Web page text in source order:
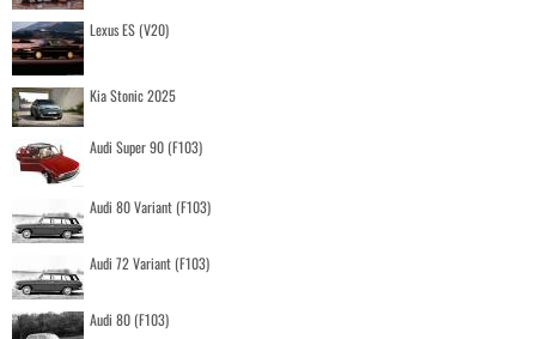
Lexus ES (V20)
Kia Stonic 2025
Audi Super 90 (F103)
Audi 80 Variant (F103)
Audi 72 Variant (F103)
Audi 80 (F103)